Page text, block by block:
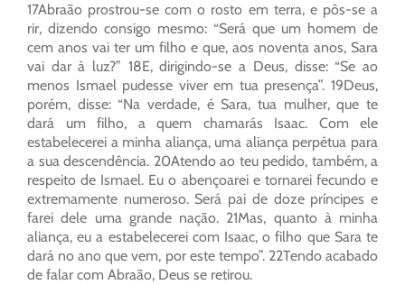
17Abraão prostrou-se com o rosto em terra, e pôs-se a
rir, dizendo consigo mesmo: “Será que um homem de
cem anos vai ter um filho e que, aos noventa anos, Sara
vai dar à luz?” 18E, dirigindo-se a Deus, disse: “Se ao
menos Ismael pudesse viver em tua presença”. 19Deus,
porém, disse: “Na verdade, é Sara, tua mulher, que te
dará um filho, a quem chamarás Isaac. Com ele
estabelecerei a minha aliança, uma aliança perpétua para
a sua descendência. 20Atendo ao teu pedido, também, a
respeito de Ismael. Eu o abençoarei e tornarei fecundo e
extremamente numeroso. Será pai de doze príncipes e
farei dele uma grande nação. 21Mas, quanto à minha
aliança, eu a estabelecerei com Isaac, o filho que Sara te
dará no ano que vem, por este tempo”. 22Tendo acabado
de falar com Abraão, Deus se retirou.